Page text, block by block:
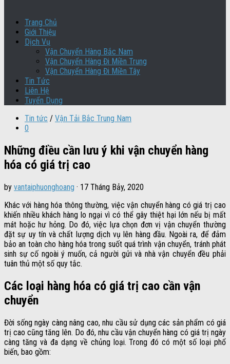
Trang Chủ
Giới Thiệu
Dịch Vụ
Vận Chuyển Hàng Bắc Nam
Vận Chuyển Hàng Đi Miền Trung
Vận Chuyển Hàng Đi Miền Tây
Tin Tức
Liên Hệ
Tuyển Dụng
Tin tức / Vận Tải Bắc Trung Nam
0
Những điều cần lưu ý khi vận chuyển hàng
hóa có giá trị cao
by vantaiphuonghoang · 17 Tháng Bảy, 2020
Khác với hàng hóa thông thường, việc vận chuyển hàng có giá trị cao
khiến nhiều khách hàng lo ngại vì có thể gây thiệt hại lớn nếu bị mất
mát hoặc hư hỏng. Do đó, việc lựa chọn đơn vị vận chuyển thường
đặt sự uy tín và chất lượng dịch vụ lên hàng đầu. Ngoài ra, để đảm
bảo an toàn cho hàng hóa trong suốt quá trình vận chuyển, tránh phát
sinh sự cố ngoài ý muốn, cả người gửi và nhà vận chuyển đều phải
tuân thủ một số quy tắc.
Các loại hàng hóa có giá trị cao cần vận
chuyển
Đời sống ngày càng nâng cao, nhu cầu sử dụng các sản phẩm có giá
trị cao cũng tăng lên. Do đó, nhu cầu vận chuyển hàng có giá trị ngày
càng tăng và đa dạng về chủng loại. Trong đó có một số loại phổ
biến, bao gồm: